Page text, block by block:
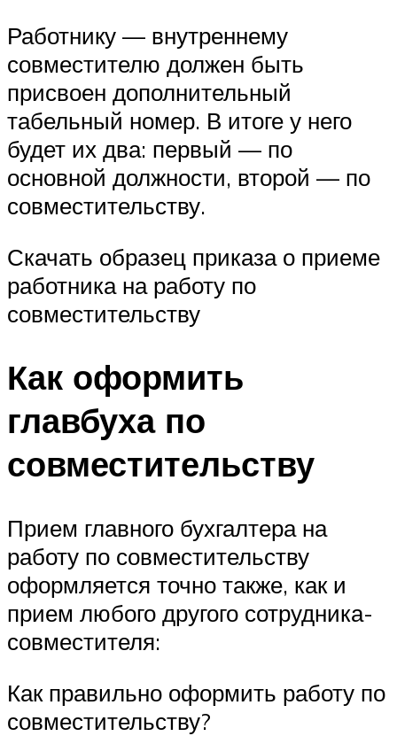
Работнику — внутреннему
совместителю должен быть
присвоен дополнительный
табельный номер. В итоге у него
будет их два: первый — по
основной должности, второй — по
совместительству.
​Скачать образец приказа о приеме
работника на работу по
совместительству
Как оформить
главбуха по
совместительству
Прием главного бухгалтера на
работу по совместительству
оформляется точно также, как и
прием любого другого сотрудника-
совместителя:
Как правильно оформить работу по
совместительству?